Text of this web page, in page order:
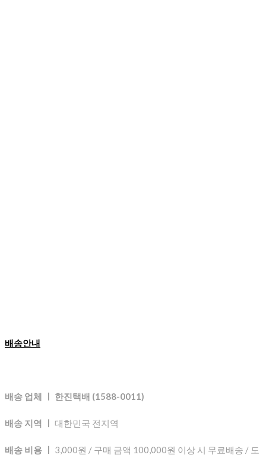
배송안내
배송 업체 ㅣ 한진택배 (1588-0011)
배송 지역 ㅣ 대한민국 전지역
배송 비용 ㅣ 3,000원 / 구매 금액 100,000원 이상 시 무료배송 / 도